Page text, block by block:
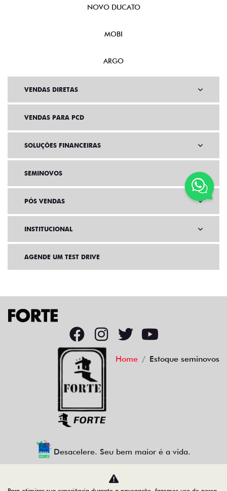
NOVO DUCATO
MOBI
ARGO
VENDAS DIRETAS
VENDAS PARA PCD
SOLUÇÕES FINANCEIRAS
SEMINOVOS
PÓS VENDAS
INSTITUCIONAL
AGENDE UM TEST DRIVE
Home Estoque seminovos
Desacelere. Seu bem maior é a vida.